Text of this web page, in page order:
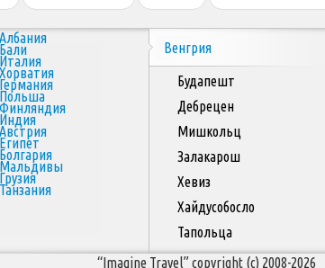
Албания
Бали
Италия
Хорватия
Германия
Польша
Финляндия
Индия
Австрия
Египет
Болгария
Мальдивы
Грузия
Танзания
Венгрия
Будапешт
Дебрецен
Мишкольц
Залакарош
Хевиз
Хайдусобосло
Тапольца
“Imagine Travel” copyright (c) 2008-2026